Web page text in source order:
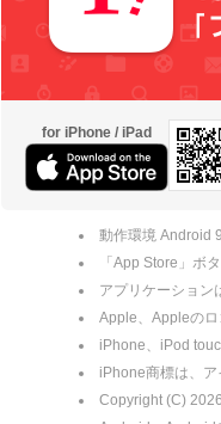
for iPhone / iPad
動作環境 Android
「App Store」ボ
アプリケーション
Apple、Appleの
iPhone、iPod
iPhone商標は、
Copyright (C) 2026